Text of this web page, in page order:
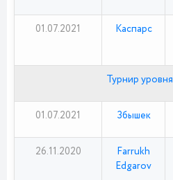
01.07.2021 Каспарс
Турнир
01.07.2021 Збышек
26.11.2020
Farrukh
Edgarov